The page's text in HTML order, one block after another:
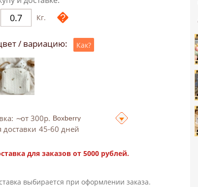
Кг.
/ вариацию: Как?
от 300р.
доставки 45-60 дней
для заказов от 5000 рублей.
выбирается при оформлении заказа.